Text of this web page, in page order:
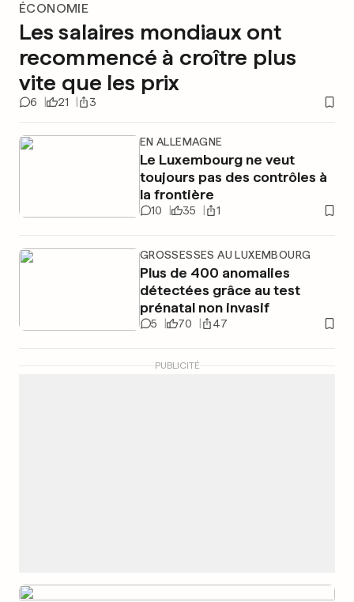
ÉCONOMIE
Les salaires mondiaux ont
recommencé à croître plus
vite que les prix
6 21 3
EN ALLEMAGNE
Le Luxembourg ne veut
toujours pas des contrôles à
la frontière
10 35 1
GROSSESSES AU LUXEMBOURG
Plus de 400 anomalies
détectées grâce au test
prénatal non invasif
5 70 47
PUBLICITÉ